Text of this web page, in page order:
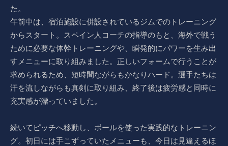
た。
午前中は、宿泊施設に併設されているジムでのトレーニング
からスタート。スペイン人コーチの指導のもと、海外で戦う
ために必要な体幹トレーニングや、瞬発的にパワーを生み出
すメニューに取り組みました。正しいフォームで行うことが
求められるため、短時間ながらもかなりハード。選手たちは
汗を流しながらも真剣に取り組み、終了後は疲労感と同時に
充実感が漂っていました。
続いてピッチへ移動し、ボールを使った実践的なトレーニン
グ。初日には手こずっていたメニューも、今日は見違えるほ